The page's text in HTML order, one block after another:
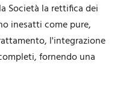
Società la rettifica dei
inesatti come pure,
l'integrazione
fornendo una